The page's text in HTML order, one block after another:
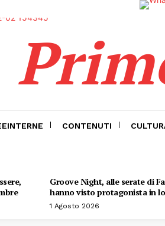
CONTENUTI
Groove Night, alle serate di
hanno visto protagonista in
1 Agosto 2026